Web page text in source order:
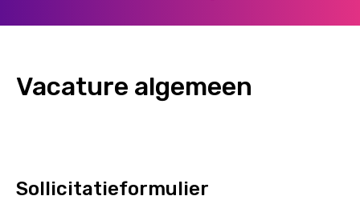
Vacature algemeen
Sollicitatieformulier